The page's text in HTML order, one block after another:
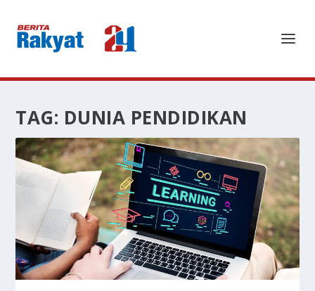
TAG: DUNIA PENDIDIKAN